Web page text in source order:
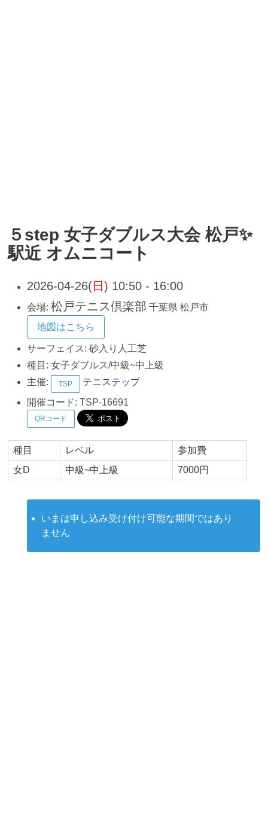
５step 女子ダブルス大会 松戸✨
駅近 オムニコート
2026-04-26(日 ) 10:50 - 16:00
会場: 松戸テニス倶楽部 千葉県 松戸市
地図はこちら
サーフェイス: 砂入り人工芝
種目: 女子ダブルス/中級~中上級
主催:
TSP
テニステップ
開催コード: TSP-16691
QRコード
種目 レベル
参加費
女D
中級~中上級 7000円
いまは申し込み受け付け可能な期間ではあり
ません